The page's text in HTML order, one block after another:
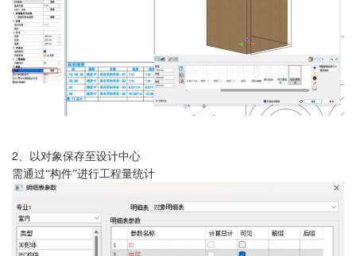
2、
以对象保存至设计中心
需通过“构件”进行工程量统计